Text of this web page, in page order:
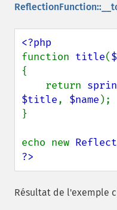
function title(
{
    return
$title, $name );
}
echo new
?>
Résultat de l'exemple